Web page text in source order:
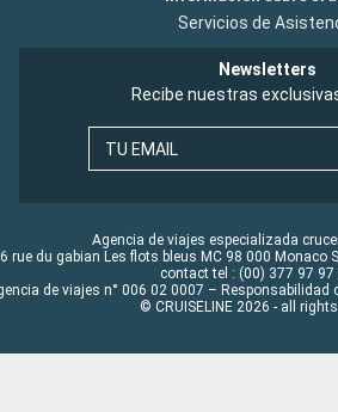
Servicios de
Newsletters
Recibe nuestras
TU EMAIL
Agencia de viajes especializada
rue du gabian Les flots bleus MC 98 000 Monaco
contact tel : (00) 377 97 97
de viajes n° 006 02 0007 – Responsabilidad
© CRUISELINE 2026 - all